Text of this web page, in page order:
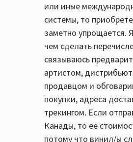
или иные
системы, то
заметно упрощается.
чем сделать
связываюсь
артистом,
продавцом и
покупки, адреса
трекингом. Если
Канады, то ее
потому что винил/ы